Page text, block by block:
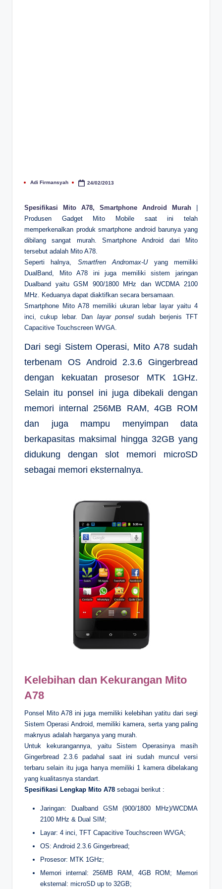
Posted
Adi Firmansyah 24/02/2013
Spesifikasi Mito A78, Smartphone Android Murah
Produsen Gadget Mito Mobile saat ini telah
memperkenalkan produk smartphone android barunya yang
dibilang sangat murah. Smartphone Android dari Mito
tersebut adalah Mito A78.
Seperti halnya, Smartfren Andromax-Uyang memiliki
DualBand, Mito A78 ini juga memiliki sistem jaringan
Dualband yaitu GSM 900/1800 MHz dan WCDMA 2100
MHz. Keduanya dapat diaktifkan secara bersamaan.
Smartphone Mito A78 memiliki ukuran lebar layar yaitu 4
inci, cukup lebar. Dan layar ponselsudah berjenis TFT
Capacitive Touchscreen WVGA.
Dari segi Sistem Operasi, Mito A78 sudah
terbenam OS Android 2.3.6 Gingerbread
dengan kekuatan prosesor MTK 1GHz.
Selain itu ponsel ini juga dibekali dengan
memori internal 256MB RAM, 4GB ROM
dan juga mampu menyimpan data
berkapasitas maksimal hingga 32GB yang
didukung dengan slot memori microSD
sebagai memori eksternalnya.
Kelebihan dan Kekurangan Mito
A78
Ponsel Mito A78 ini juga memiliki kelebihan yatitu dari segi
Sistem Operasi Android, memiliki kamera, serta yang paling
maknyus adalah harganya yang murah.
Untuk kekurangannya, yaitu Sistem Operasinya masih
Gingerbread 2.3.6 padahal saat ini sudah muncul versi
terbaru selain itu juga hanya memiliki 1 kamera dibelakang
yang kualitasnya standart.
Spesifikasi Lengkap Mito A78 sebagai berikut :
Jaringan: Dualband GSM (900/1800 MHz)/WCDMA
2100 MHz & Dual SIM;
Layar: 4 inci, TFT Capacitive Touchscreen WVGA;
OS: Android 2.3.6 Gingerbread;
Prosesor: MTK 1GHz;
Memori internal: 256MB RAM, 4GB ROM; Memori
eksternal: microSD up to 32GB;